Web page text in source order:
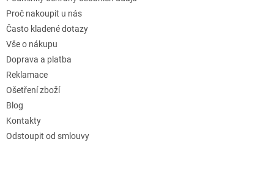
Proč nakoupit u nás
Často kladené dotazy
Vše o nákupu
Doprava a platba
Reklamace
Ošetření zboží
Blog
Kontakty
Odstoupit od smlouvy